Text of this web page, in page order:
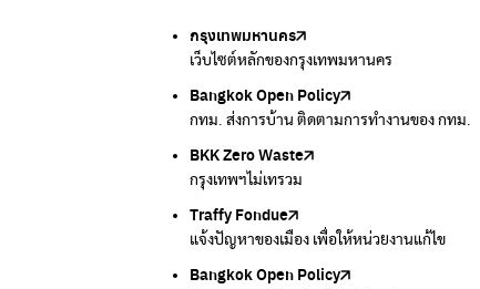
กรุงเทพมหานคร
เว็บไซต์หลักของกรุงเทพมหานคร
Bangkok Open Policy
กทม. ส่งการบ้าน ติดตามการทำงานของ กทม.
BKK Zero Waste
กรุงเทพฯไม่เทรวม
Traffy Fondue
แจ้งปัญหาของเมือง เพื่อให้หน่วยงานแก้ไข
Bangkok Open Policy
Traffy Fondue
แจ้งปัญหาขยะ เพื่อให้หน่วยงานแก้ไข
CHULA Zero Waste
จัดการขยะภายในพื้นที่อย่างเป็นระบบ
กรมควบคุมมลพิษ
แหล่งข้อมูลเกี่ยวกับมาตรฐานคุณภาพอากาศ น้ำ
Recycle day
Platform เปลี่ยนพฤติกรรมการแยกขยะ
WASTE BUY delivery
Traffy Fondue
แจ้งปัญหาฝุ่น เพื่อให้หน่วยงานแก้ไข
กรมควบคุมมลพิษ
แหล่งข้อมูลเกี่ยวกับมาตรฐานคุณภาพอากาศ น้ำ
Greenpeace
มูลนิธิสภาประชาชนเพื่อสิ่งแวดล้อม
Bangkok Trees
ความคืบหน้าโครงการต้นไม้ล้านต้น
Thai Green Urban (TGU)
ระบบฐานข้อมูลด้านสิ่งแวดล้อมและพื้นที่สีเขียว
กระทรวงทรัพยากรธรรมชาติและสิ่งแวดล้อม
กรมส่งเสริมคุณภาพและสิ่งแวดล้อม
DCCE
กรมการเปลี่ยนแปลงสภาพภูมิอากาศและสิ่งแว
Greenpeace
มูลนิธิสภาประชาชนเพื่อสิ่งแวดล้อม
Carbon Footprint Thailand
เรียนรู้เครื่องมือคำนวณคาร์บอนฟุตพริ้นท์
EJF Thailand
Environmental Justice Foundation Thailand